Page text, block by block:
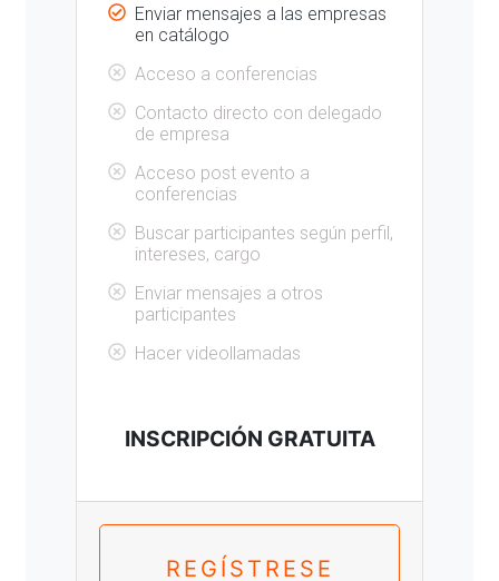
Enviar mensajes a las empresas
en catálogo
Acceso a conferencias
Contacto directo con delegado
de empresa
Acceso post evento a
conferencias
Buscar participantes según perfil,
intereses, cargo
Enviar mensajes a otros
participantes
Hacer videollamadas
INSCRIPCIÓN GRATUITA
REGÍSTRESE